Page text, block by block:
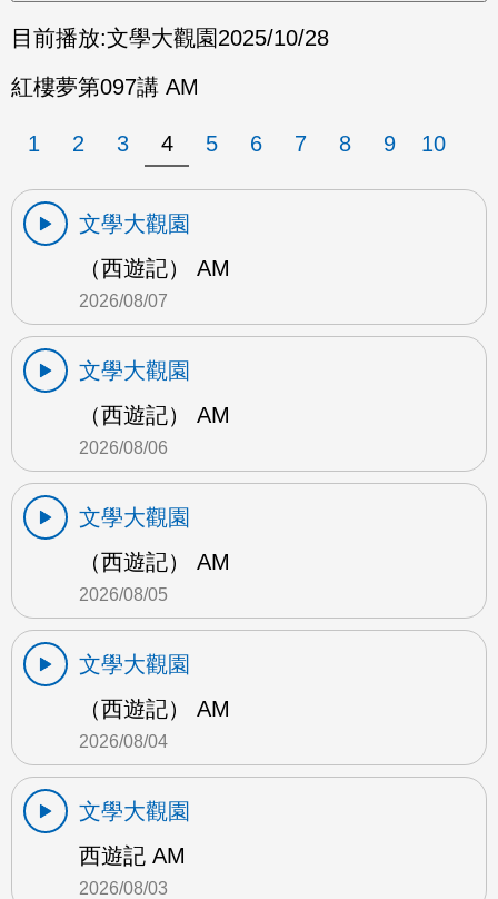
目前播放:文學大觀園2025/10/28
紅樓夢第097講 AM
1 2 3 4 5 6 7 8 9 10
文學大觀園
（西遊記） AM
2026/08/07
文學大觀園
（西遊記） AM
2026/08/06
文學大觀園
（西遊記） AM
2026/08/05
文學大觀園
（西遊記） AM
2026/08/04
文學大觀園
西遊記 AM
2026/08/03